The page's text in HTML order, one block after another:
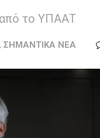
από το ΥΠΑΑΤ
, ΣΗΜΑΝΤΙΚΑ ΝΕΑ